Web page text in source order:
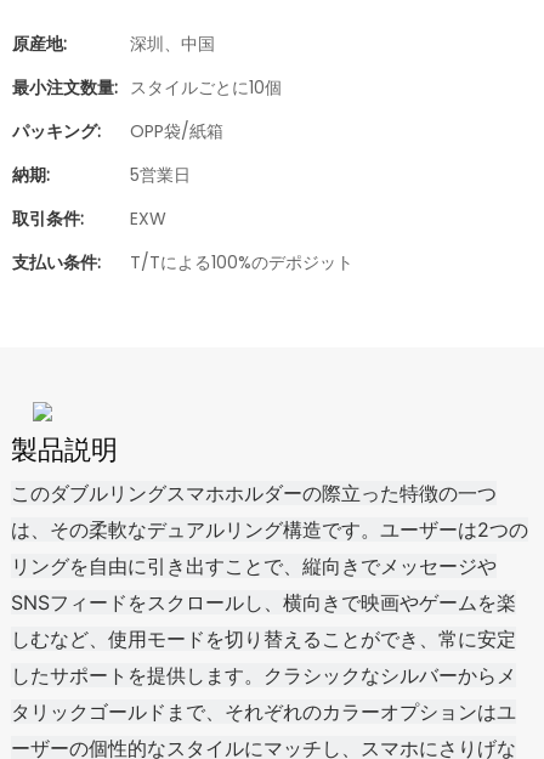
原産地:
深圳、中国
最小注文数量: スタイルごとに10個
パッキング:
OPP袋/紙箱
納期:
5営業日
取引条件:
EXW
支払い条件:
T/Tによる100%のデポジット
製品説明
このダブルリングスマホホルダーの際立った特徴の一つ
は、その柔軟なデュアルリング構造です。ユーザーは2つの
リングを自由に引き出すことで、縦向きでメッセージや
SNSフィードをスクロールし、横向きで映画やゲームを楽
しむなど、使用モードを切り替えることができ、常に安定
したサポートを提供します。クラシックなシルバーからメ
タリックゴールドまで、それぞれのカラーオプションはユ
ーザーの個性的なスタイルにマッチし、スマホにさりげな